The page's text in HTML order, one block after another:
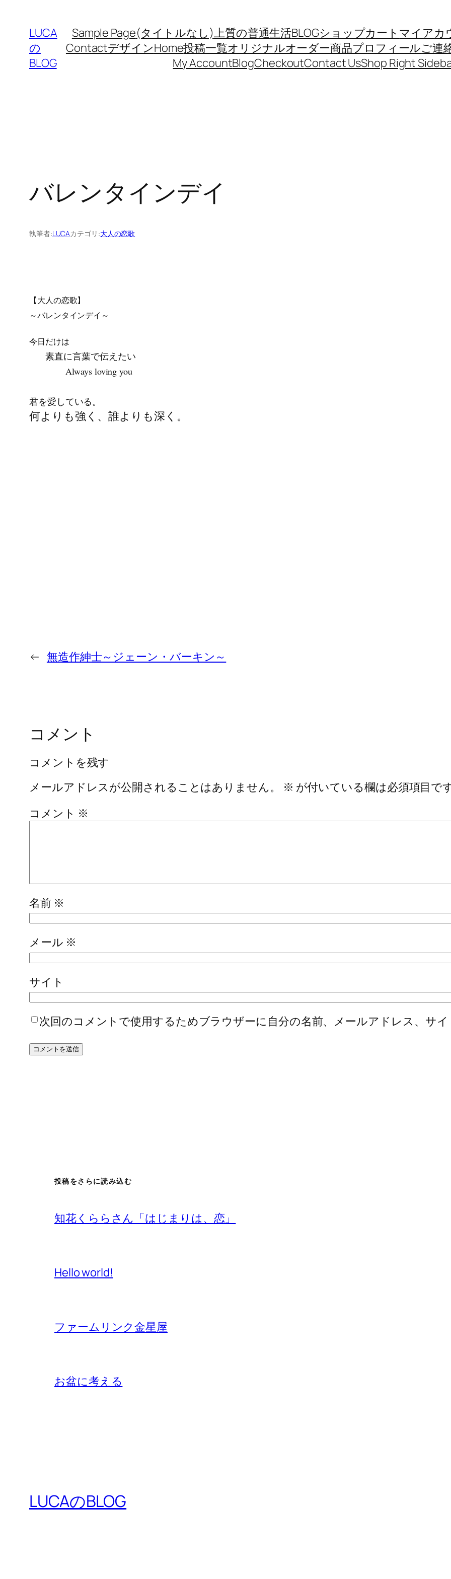
LUCA
の
BLOG
Sample Page(タイトルなし)上質の普通生活BLOGショップカート マイアカ
ContactデザインHome投稿一覧オリジナルオーダー商品プロフィールご連
My AccountBlogCheckoutContact UsShop Right
バレンタインデイ
執筆者:LUCAカテゴリ:大人の恋歌
【大人の恋歌】
～バレンタインデイ～
今日だけは
素直に言葉で伝えたい
Always loving you
君を愛している。
何よりも強く、誰よりも深く。
← 無造作紳士～ジェーン・バーキン～
コメント
コメントを残す
メールアドレスが公開されることはありません。
※ が付いている欄は必須項目で
コメント ※
名前 ※
メール ※
サイト
次回のコメントで使用するためブラウザーに自分の名前、メールアドレス、サイ
投稿をさらに読み込む
知花くららさん「はじまりは、恋」
Hello world!
ファームリンク金星屋
お盆に考える
LUCAのBLOG